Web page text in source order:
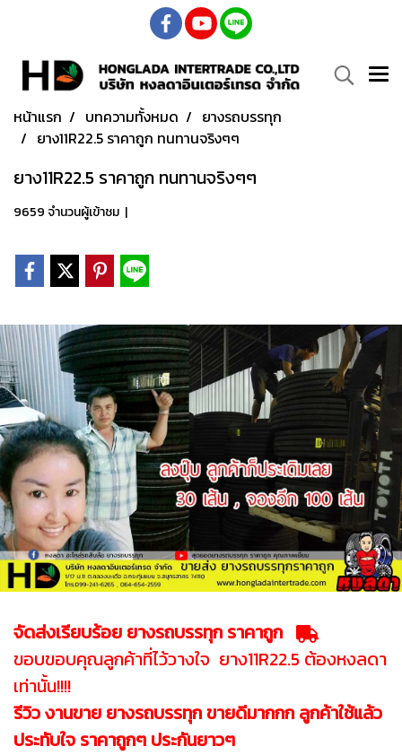
หน้าแรก บทความทั้งหมด
ยางรถบรรทุก
ยาง11R22.5 ราคาถูก ทนทานจริงๆๆ
ยาง11R22.5 ราคาถูก ทนทานจริงๆๆ
9659 จำนวนผู้เข้าชม |
จัดส่งเรียบร้อย ยางรถบรรทุก ราคาถูก
ขอบขอบคุณลูกค้าที่ไว้วางใจ ยาง11R22.5 ต้องหงลดา
เท่านั้น!!!!
รีวิว งานขาย ยางรถบรรทุก ขายดีมากกก ลูกค้าใช้แล้ว
ประทับใจ ราคาถูกๆ ประกันยาวๆ